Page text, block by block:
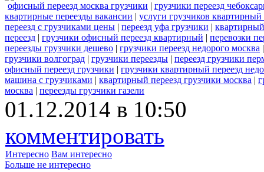
офисный переезд москва грузчики | грузчики переезд
квартирные переезды вакансии | услуги грузчиков квартирный
переезд с грузчиками цены | переезд уфа грузчики |
переезд | грузчики офисный переезд квартирный | перевозки
переезды грузчики дешево | грузчики переезд недорого москва
грузчики волгоград | грузчики переезды | переезд грузчики
офисный переезд грузчики | грузчики квартирный переезд
машина с грузчиками | квартирный переезд грузчики москва |
москва | переезды грузчики газели
01.12.2014 в 10:50
комментировать
Интересно Вам интересно
Больше не интересно